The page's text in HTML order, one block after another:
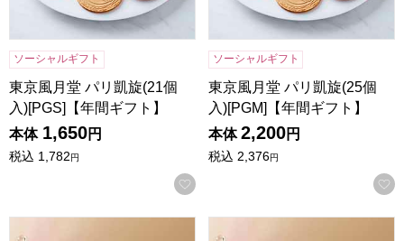
ソーシャルギフト
東京風月堂 パリ凱旋(21個
入)[PGS]【年間ギフト】
本体 1,650円
税込 1,782円
お気に入りに登録する
ソーシャルギフト
東京風月堂 パリ凱旋(25個
入)[PGM]【年間ギフト】
本体 2,200円
税込 2,376円